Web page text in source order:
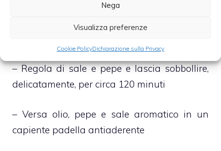
Nega
Visualizza preferenze
Cookie PolicyDichiarazione sulla Privacy
lavati e tagliati a tocchetti, le carote,
sbucciate e tagliate a rondelle e le patate,
– Regola di sale e pepe e lascia sobbollire,
delicatamente, per circa 120 minuti
– Versa olio, pepe e sale aromatico in un
capiente padella antiaderente